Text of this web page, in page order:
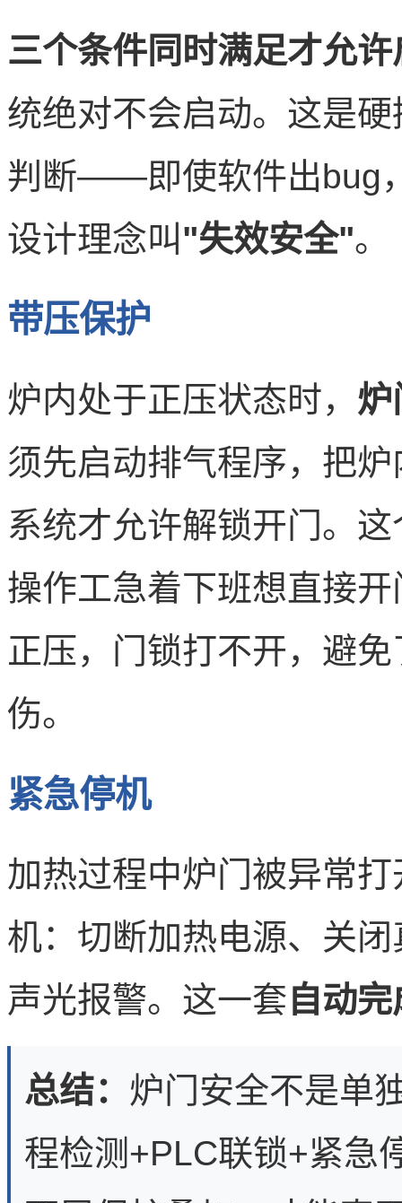
三个条件同时满足才允许
统绝对不会启动。这是
判断——即使软件出bug
设计理念叫 "失效安全"。
带压保护
炉内处于正压状态时， 炉
须先启动排气程序，把
系统才允许解锁开门。
操作工急着下班想直接
正压，门锁打不开，避
伤。
紧急停机
加热过程中炉门被异常
机：切断加热电源、关
声光报警。这一套自动
总结： 炉门安全不是单
程检测+PLC联锁+紧急